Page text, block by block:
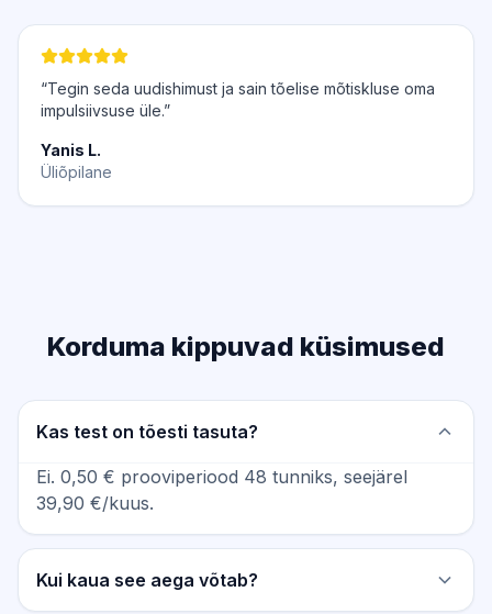
“Tegin seda uudishimust ja sain tõelise mõtiskluse oma
impulsiivsuse üle.”
Yanis L.
Üliõpilane
Korduma kippuvad küsimused
Kas test on tõesti tasuta?
Ei. 0,50 € prooviperiood 48 tunniks, seejärel
39,90 €/kuus.
Kui kaua see aega võtab?